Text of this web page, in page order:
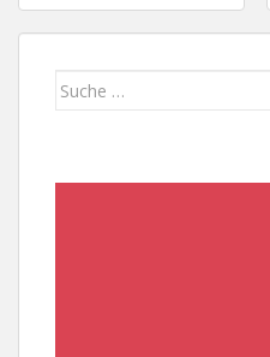
Suche